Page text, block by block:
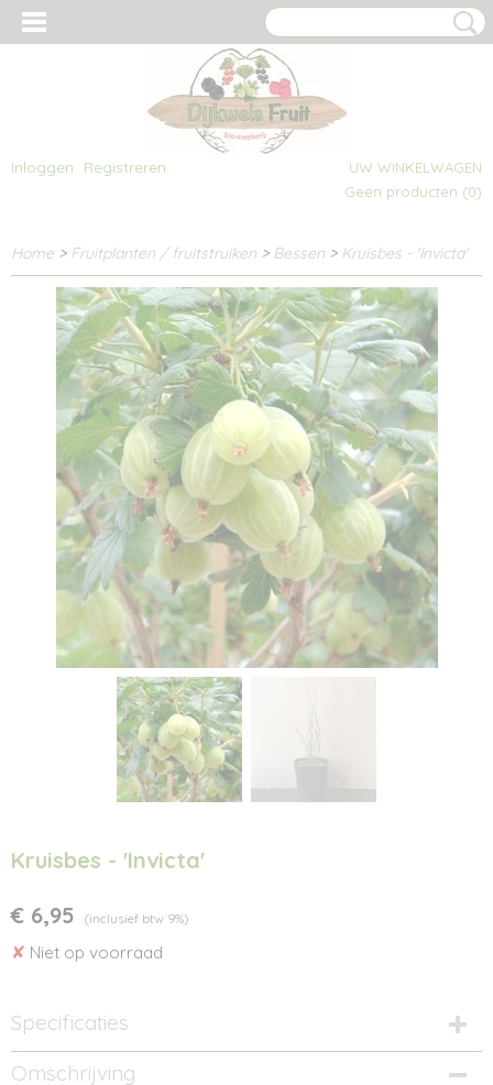
Inloggen Registreren
UW WINKELWAGEN
Geen producten (0)
Home > Fruitplanten / fruitstruiken > Bessen > Kruisbes - 'Invicta'
Kruisbes - 'Invicta'
€ 6,95
(inclusief btw 9%)
✘ Niet op voorraad
Specificaties
Productcode
Omschrijving